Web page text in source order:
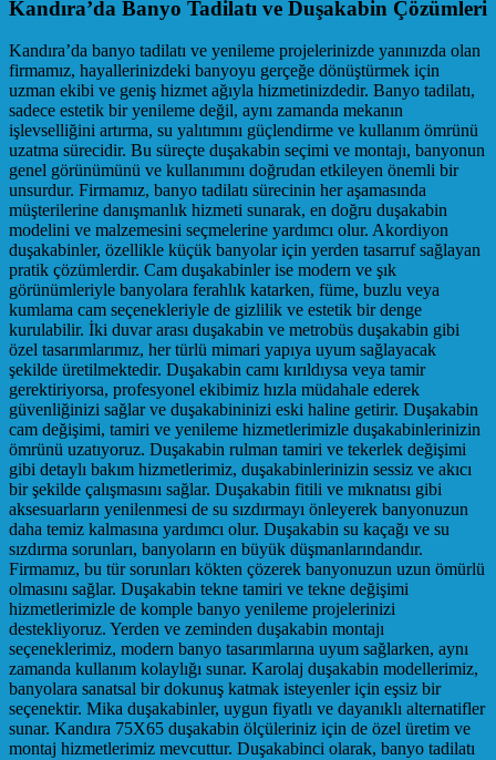
Kandıra’da Banyo Tadilatı ve Duşakabin Çözümleri
Kandıra’da banyo tadilatı ve yenileme projelerinizde yanınızda olan
firmamız, hayallerinizdeki banyoyu gerçeğe dönüştürmek için
uzman ekibi ve geniş hizmet ağıyla hizmetinizdedir. Banyo tadilatı,
sadece estetik bir yenileme değil, aynı zamanda mekanın
işlevselliğini artırma, su yalıtımını güçlendirme ve kullanım ömrünü
uzatma sürecidir. Bu süreçte duşakabin seçimi ve montajı, banyonun
genel görünümünü ve kullanımını doğrudan etkileyen önemli bir
unsurdur. Firmamız, banyo tadilatı sürecinin her aşamasında
müşterilerine danışmanlık hizmeti sunarak, en doğru duşakabin
modelini ve malzemesini seçmelerine yardımcı olur. Akordiyon
duşakabinler, özellikle küçük banyolar için yerden tasarruf sağlayan
pratik çözümlerdir. Cam duşakabinler ise modern ve şık
görünümleriyle banyolara ferahlık katarken, füme, buzlu veya
kumlama cam seçenekleriyle de gizlilik ve estetik bir denge
kurulabilir. İki duvar arası duşakabin ve metrobüs duşakabin gibi
özel tasarımlarımız, her türlü mimari yapıya uyum sağlayacak
şekilde üretilmektedir. Duşakabin camı kırıldıysa veya tamir
gerektiriyorsa, profesyonel ekibimiz hızla müdahale ederek
güvenliğinizi sağlar ve duşakabininizi eski haline getirir. Duşakabin
cam değişimi, tamiri ve yenileme hizmetlerimizle duşakabinlerinizin
ömrünü uzatıyoruz. Duşakabin rulman tamiri ve tekerlek değişimi
gibi detaylı bakım hizmetlerimiz, duşakabinlerinizin sessiz ve akıcı
bir şekilde çalışmasını sağlar. Duşakabin fitili ve mıknatısı gibi
aksesuarların yenilenmesi de su sızdırmayı önleyerek banyonuzun
daha temiz kalmasına yardımcı olur. Duşakabin su kaçağı ve su
sızdırma sorunları, banyoların en büyük düşmanlarındandır.
Firmamız, bu tür sorunları kökten çözerek banyonuzun uzun ömürlü
olmasını sağlar. Duşakabin tekne tamiri ve tekne değişimi
hizmetlerimizle de komple banyo yenileme projelerinizi
destekliyoruz. Yerden ve zeminden duşakabin montajı
seçeneklerimiz, modern banyo tasarımlarına uyum sağlarken, aynı
zamanda kullanım kolaylığı sunar. Karolaj duşakabin modellerimiz,
banyolara sanatsal bir dokunuş katmak isteyenler için eşsiz bir
seçenektir. Mika duşakabinler, uygun fiyatlı ve dayanıklı alternatifler
sunar. Kandıra 75X65 duşakabin ölçüleriniz için de özel üretim ve
montaj hizmetlerimiz mevcuttur. Duşakabinci olarak, banyo tadilatı